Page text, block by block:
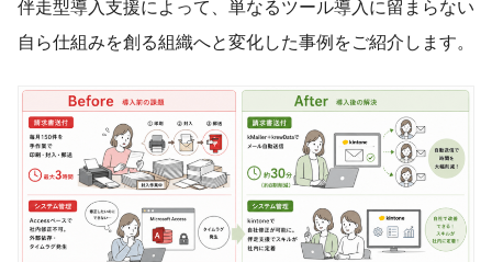
伴走型導入支援によって、単なるツール導入に留まらない
自ら仕組みを創る組織へと変化した事例をご紹介します。